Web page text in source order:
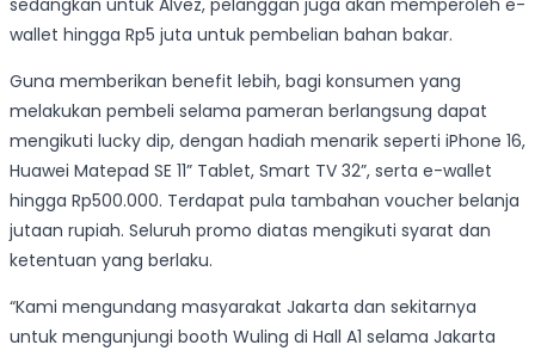
sedangkan untuk Alvez, pelanggan juga akan memperoleh e-
wallet hingga Rp5 juta untuk pembelian bahan bakar.
Guna memberikan benefit lebih, bagi konsumen yang
melakukan pembeli selama pameran berlangsung dapat
mengikuti lucky dip, dengan hadiah menarik seperti iPhone 16,
Huawei Matepad SE 11” Tablet, Smart TV 32”, serta e-wallet
hingga Rp500.000. Terdapat pula tambahan voucher belanja
jutaan rupiah. Seluruh promo diatas mengikuti syarat dan
ketentuan yang berlaku.
“Kami mengundang masyarakat Jakarta dan sekitarnya
untuk mengunjungi booth Wuling di Hall A1 selama Jakarta